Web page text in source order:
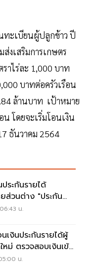
ทะเบียนผู้ปลูกข้าว ปี
งเสริมการเกษตร
าไร่ละ 1,000 บาท
บาทต่อครัวเรือน
ล้านบาท เป้าหมาย
โดยจะเริ่มโอนเงิน
ธันวาคม 2564
ระกันรายได้
ส่วนต่าง "ประกัน
9 ล่าสุด
น.
เงินประกันรายได้ผู้
นเข้า
น.